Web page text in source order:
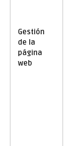
Gestión
de la
página
web